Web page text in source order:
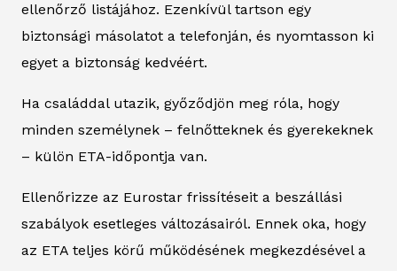
ellenőrző listájához. Ezenkívül tartson egy
biztonsági másolatot a telefonján, és nyomtasson ki
egyet a biztonság kedvéért.
Ha családdal utazik, győződjön meg róla, hogy
minden személynek – felnőtteknek és gyerekeknek
– külön ETA-időpontja van.
Ellenőrizze az Eurostar frissítéseit a beszállási
szabályok esetleges változásairól. Ennek oka, hogy
az ETA teljes körű működésének megkezdésével a